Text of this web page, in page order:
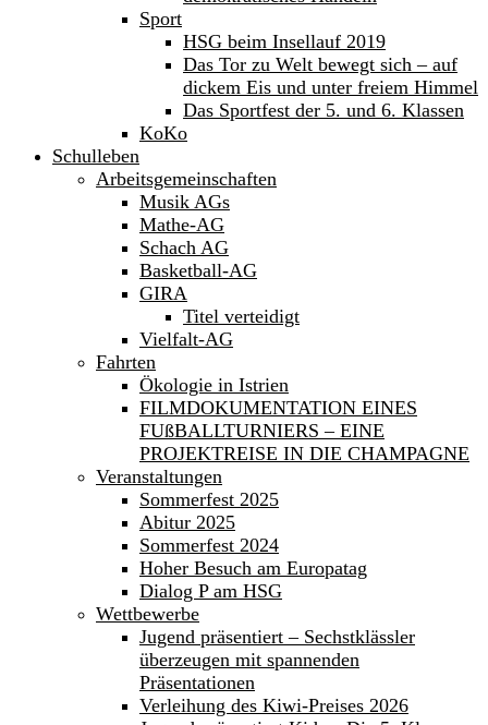
Sport
HSG beim Insellauf 2019
Das Tor zu Welt bewegt sich – auf
dickem Eis und unter freiem Himmel
Das Sportfest der 5. und 6. Klassen
KoKo
Schulleben
Arbeitsgemeinschaften
Musik AGs
Mathe-AG
Schach AG
Basketball-AG
GIRA
Titel verteidigt
Vielfalt-AG
Fahrten
Ökologie in Istrien
FILMDOKUMENTATION EINES
FUßBALLTURNIERS – EINE
PROJEKTREISE IN DIE CHAMPAGNE
Veranstaltungen
Sommerfest 2025
Abitur 2025
Sommerfest 2024
Hoher Besuch am Europatag
Dialog P am HSG
Wettbewerbe
Jugend präsentiert – Sechstklässler
überzeugen mit spannenden
Präsentationen
Verleihung des Kiwi-Preises 2026